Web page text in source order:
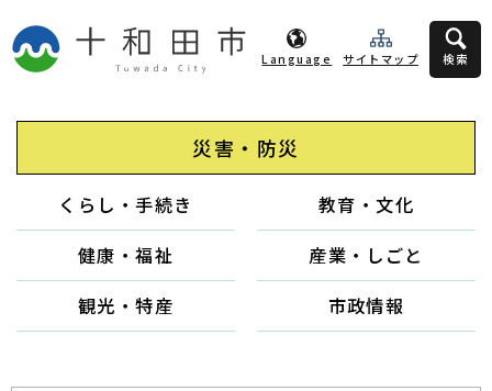
Language サイトマップ 検索
災害・防災
くらし・手続き
教育・文化
健康・福祉
産業・しごと
観光・特産
市政情報